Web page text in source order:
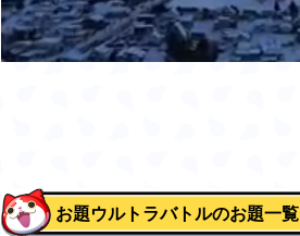
お題ウルトラバトルのお題一覧